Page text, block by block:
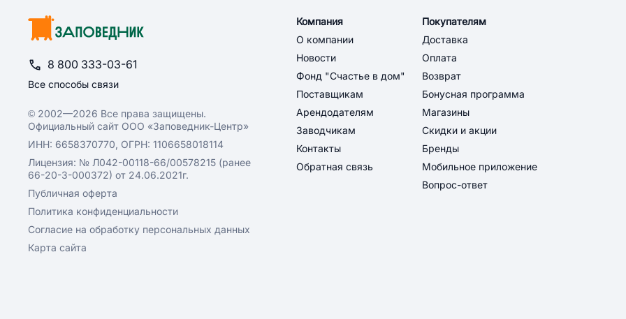
8 800 333-03-61
Все способы связи
© 2002—2026 Все права защищены.
Официальный сайт ООО «Заповедник-Центр»
ИНН: 6658370770, ОГРН: 1106658018114
Лицензия: № Л042-00118-66/00578215 (ранее
66-20-3-000372) от 24.06.2021г.
Публичная оферта
Политика конфиденциальности
Согласие на обработку персональных данных
Карта сайта
Компания
О компании
Новости
Фонд "Счастье в дом"
Поставщикам
Арендодателям
Заводчикам
Контакты
Обратная связь
Покупателям
Доставка
Оплата
Возврат
Бонусная программа
Магазины
Скидки и акции
Бренды
Мобильное приложение
Вопрос-ответ